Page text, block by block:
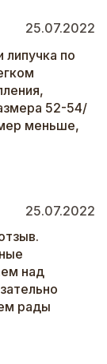
25.07.2022
липучка по
52-54/
меньше,
25.07.2022
над
рады